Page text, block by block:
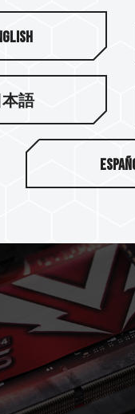
可盡情暢玩。
本語